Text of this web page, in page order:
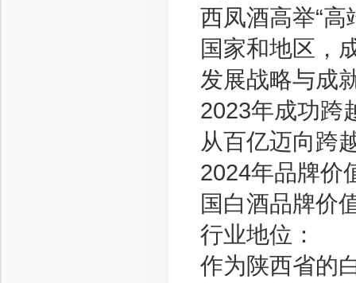
西凤酒高举“
国家和地区，
发展战略与成
2023年成功跨
从百亿迈向跨
2024年品牌价
国白酒品牌价
行业地位：
作为陕西省的